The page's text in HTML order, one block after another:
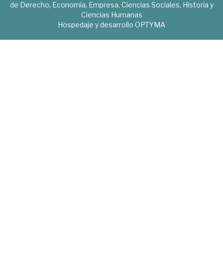
de Derecho, Economía, Empresa, Ciencias Sociales, Historia y
Ciencias Humanas
Hospedaje y desarrollo OPTYMA